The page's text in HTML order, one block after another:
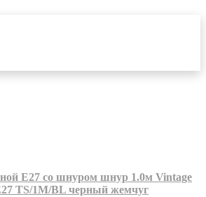
Е27 со шнуром шнур 1.0м Vintage
TS/1M/BL черный жемчуг